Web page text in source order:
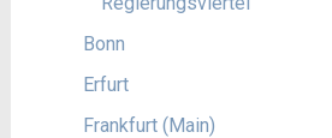
Bonn
Erfurt
Frankfurt (Main)